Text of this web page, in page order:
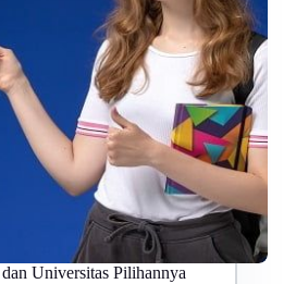
Universitas Pilihannya